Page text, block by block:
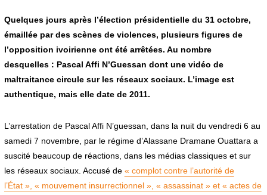
o
e
m
b
e
2
0
Quelques jours après l’élection présidentielle du 31 octobre,
émaillée par des scènes de violences, plusieurs figures de
l’opposition ivoirienne ont été arrêtées. Au nombre
desquelles : Pascal Affi N’Guessan dont une vidéo de
maltraitance circule sur les réseaux sociaux. L’image est
authentique, mais elle date de 2011.
L’arrestation de Pascal Affi N’guessan, dans la nuit du vendredi 6 au
samedi 7 novembre, par le régime d’Alassane Dramane Ouattara a
suscité beaucoup de réactions, dans les médias classiques et sur
les réseaux sociaux. Accusé de « complot contre l’autorité de
l’État », « mouvement insurrectionnel », « assassinat » et « actes de